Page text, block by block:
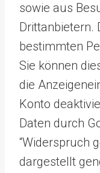
sowie aus
Drittanbietern.
bestimmten
Sie können
die
Konto
Daten durch
“Widerspruch
dargestellt